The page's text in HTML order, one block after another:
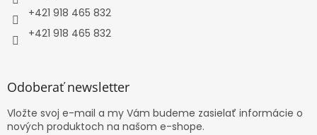
+421 918 465 832
+421 918 465 832
Odoberať newsletter
Vložte svoj e-mail a my Vám budeme zasielať informácie o
nových produktoch na našom e-shope.